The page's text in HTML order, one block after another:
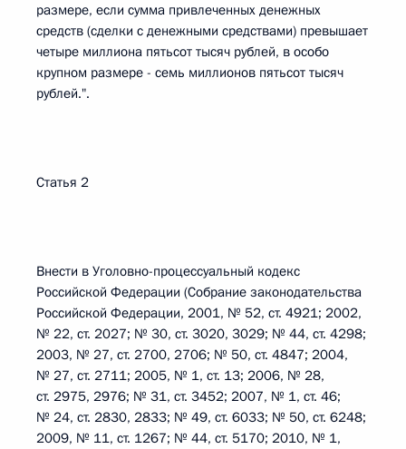
размере, если сумма привлеченных денежных
средств (сделки с денежными средствами) превышает
четыре миллиона пятьсот тысяч рублей, в особо
крупном размере - семь миллионов пятьсот тысяч
рублей.".
Статья 2
Внести в Уголовно-процессуальный кодекс
Российской Федерации (Собрание законодательства
Российской Федерации, 2001, № 52, ст. 4921; 2002,
№ 22, ст. 2027; № 30, ст. 3020, 3029; № 44, ст. 4298;
2003, № 27, ст. 2700, 2706; № 50, ст. 4847; 2004,
№ 27, ст. 2711; 2005, № 1, ст. 13; 2006, № 28,
ст. 2975, 2976; № 31, ст. 3452; 2007, № 1, ст. 46;
№ 24, ст. 2830, 2833; № 49, ст. 6033; № 50, ст. 6248;
2009, № 11, ст. 1267; № 44, ст. 5170; 2010, № 1,